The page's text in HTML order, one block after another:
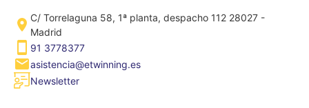
C/ Torrelaguna 58, 1ª planta, despacho 112 28027 -
Madrid
91 3778377
asistencia@etwinning.es
Newsletter